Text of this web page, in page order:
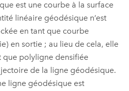
est une courbe à la surface
linéaire géodésique n’est
en tant que courbe
en sortie ; au lieu de cela, elle
que polyligne densifiée
de la ligne géodésique.
ligne géodésique est